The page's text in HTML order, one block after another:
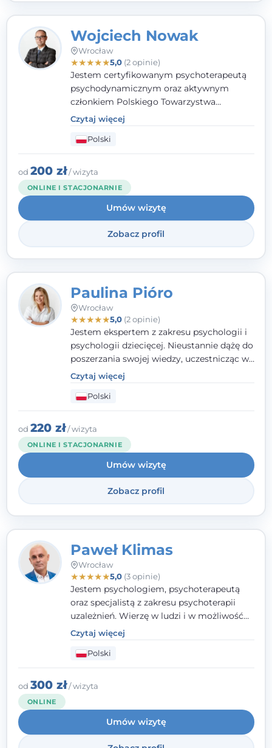
Wojciech Nowak
Wrocław
★★★★★5,0(2 opinie)
Jestem certyfikowanym psychoterapeutą
psychodynamicznym oraz aktywnym
członkiem Polskiego Towarzystwa
Psychoterapii Psychodynamicznej
mojej pracy zawodowej kładę duży nacisk
na uważne słuchanie Pacjenta. Interesuje
mnie szczególnie psychoterapia zaburzeń
osobowości, zaburzeń nerwicowych i
lękowych, a także zagadnienia związane z
małżeństwem i rodziną, w tym problemy w
relacjach rodzinnych. Nie specjalizuję się w
uzależnieniach.
Czytaj więcej
Polski
od 200 zł/ wizyta
ONLINE I STACJONARNIE
Umów wizytę
Zobacz profil
Paulina Pióro
Wrocław
★★★★★5,0(2 opinie)
Jestem ekspertem z zakresu psychologii i
psychologii dziecięcej. Nieustannie dążę do
poszerzania swojej wiedzy, uczestnicząc w
różnorodnych szkoleniach. Pracując z
dziećmi, młodzieżą i młodymi dorosłymi
niezwykle ważne jest dla mnie poczucie
bezpieczeństwa, zrozumienia oraz wolności
w wyrażaniu swojego zdania. Kieruję się
etyką zawodową, wierząc, że każdy
człowiek powinien otrzymać wsparcie i
pomoc, by poradzić sobie ze swoimi
problemami.
Czytaj więcej
Polski
od 220 zł/ wizyta
ONLINE I STACJONARNIE
Umów wizytę
Zobacz profil
Paweł Klimas
Wrocław
★★★★★5,0(3 opinie)
Jestem psychologiem, psychoterapeutą
oraz specjalistą z zakresu psychoterapii
uzależnień. Wierzę w ludzi i w możliwość
wprowadzenia zmian w ich życiu. Bardzo
często przekonuje się o tym, że każdy z nas,
w tym Ty i ja, ma wpływ na swoje
szczęście. Należy uwierzyć w siebie i działać
w obranym kierunku.
Czytaj więcej
Polski
od 300 zł/ wizyta
ONLINE
Umów wizytę